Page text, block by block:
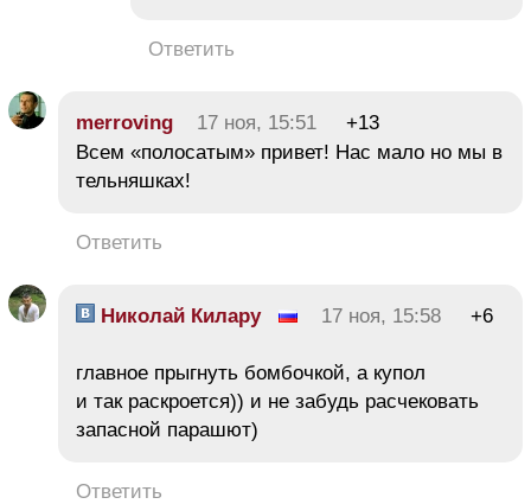
Ответить
merroving 17 ноя, 15:51
+13
Всем «полосатым» привет! Нас мало но мы в
тельняшках!
Ответить
Николай Килару 17 ноя, 15:58 +6
главное прыгнуть бомбочкой, а купол
и так раскроется)) и не забудь расчековать
запасной парашют)
Ответить